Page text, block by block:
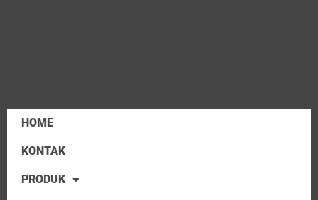
HOME
KONTAK
PRODUK